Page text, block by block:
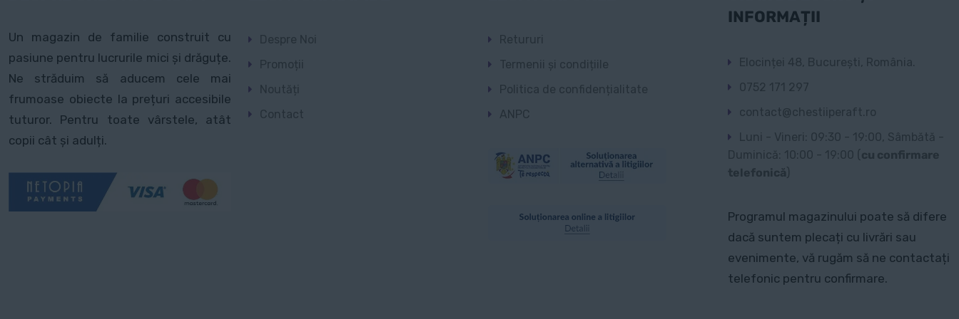
Un magazin de familie construit cu
pasiune pentru lucrurile mici și drăguțe.
Ne străduim să aducem cele mai
frumoase obiecte la prețuri accesibile
tuturor. Pentru toate vârstele, atât
copii cât și adulți.
Despre Noi
Promoții
Noutăți
Contact
Retururi
Termenii și condițiile
Politica de confidențialitate
ANPC
INFORMAȚII
Elocinței 48, București, România.
0752 171 297
contact@chestiiperaft.ro
Luni - Vineri: 09:30 - 19:00, Sâmbătă -
Duminică: 10:00 - 19:00 ( cu confirmare
telefonică)
Programul magazinului poate să difere
dacă suntem plecați cu livrări sau
evenimente, vă rugăm să ne contactați
telefonic pentru confirmare.